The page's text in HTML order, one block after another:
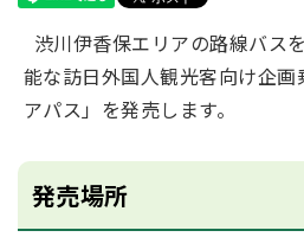
渋川伊香保エリアの路線バス
能な訪日外国人観光客向け企
アパス」を発売します。
発売場所